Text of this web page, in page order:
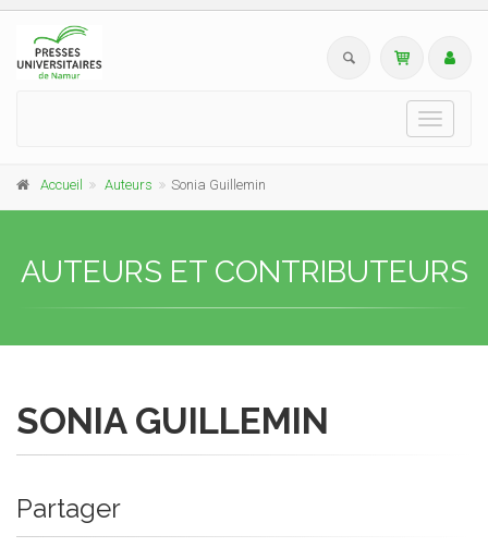
Toggle
Accueil Auteurs Sonia Guillemin
AUTEURS ET CONTRIBUTEURS
SONIA GUILLEMIN
Partager